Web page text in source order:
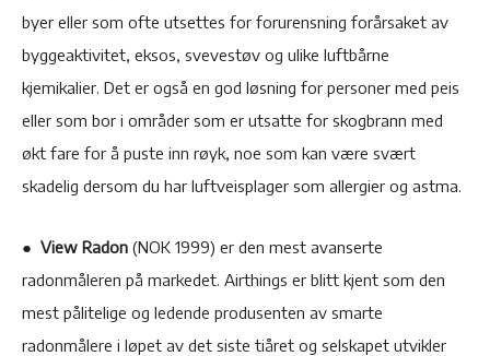
byer eller som ofte utsettes for forurensning forårsaket av
byggeaktivitet, eksos, svevestøv og ulike luftbårne
kjemikalier. Det er også en god løsning for personer med peis
eller som bor i områder som er utsatte for skogbrann med
økt fare for å puste inn røyk, noe som kan være svært
skadelig dersom du har luftveisplager som allergier og astma.
● View Radon (NOK 1999) er den mest avanserte
radonmåleren på markedet. Airthings er blitt kjent som den
mest pålitelige og ledende produsenten av smarte
radonmålere i løpet av det siste tiåret og selskapet utvikler